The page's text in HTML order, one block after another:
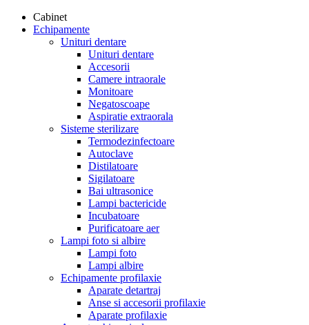
Cabinet
Echipamente
Unituri dentare
Unituri dentare
Accesorii
Camere intraorale
Monitoare
Negatoscoape
Aspiratie extraorala
Sisteme sterilizare
Termodezinfectoare
Autoclave
Distilatoare
Sigilatoare
Bai ultrasonice
Lampi bactericide
Incubatoare
Purificatoare aer
Lampi foto si albire
Lampi foto
Lampi albire
Echipamente profilaxie
Aparate detartraj
Anse si accesorii profilaxie
Aparate profilaxie